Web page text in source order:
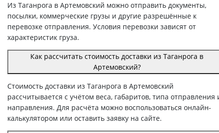
Из Таганрога в Артемовский можно отправить документы,
посылки, коммерческие грузы и другие разрешённые к
перевозке отправления. Условия перевозки зависят от
характеристик груза.
Как рассчитать стоимость доставки из Таганрога в
Артемовский?
Стоимость доставки из Таганрога в Артемовский
рассчитывается с учётом веса, габаритов, типа отправления
направления. Для расчёта можно воспользоваться онлайн-
калькулятором или оставить заявку на сайте.